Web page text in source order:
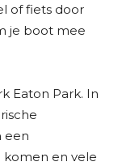
of fiets door
je boot mee
Eaton Park. In
een
en vele